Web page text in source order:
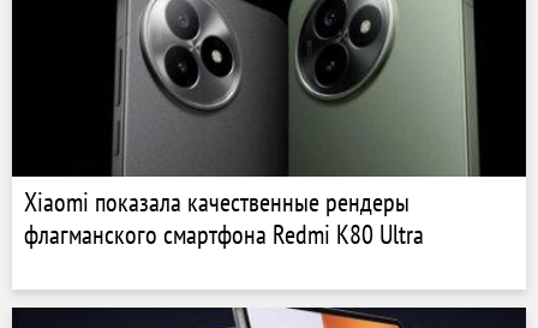
Xiaomi показала качественные рендеры
флагманского смартфона Redmi K80 Ultra